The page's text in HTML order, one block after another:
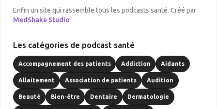
Enfin un site qui rassemble tous les podcasts santé. Créé par
MedShake Studio
Les catégories de podcast santé
Accompagnement des patients Addiction Aidants
Allaitement Association de patients Audition
Beauté Bien-être Dentaire Dermatologie